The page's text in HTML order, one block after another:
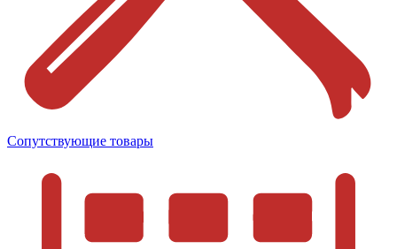
Сопутствующие товары